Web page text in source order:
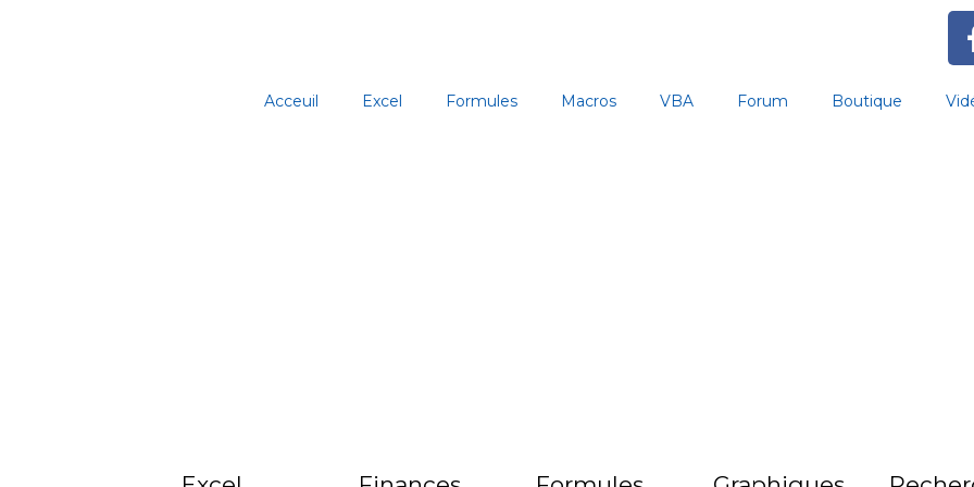
Acceuil Excel Formules Macros VBA Forum Boutique